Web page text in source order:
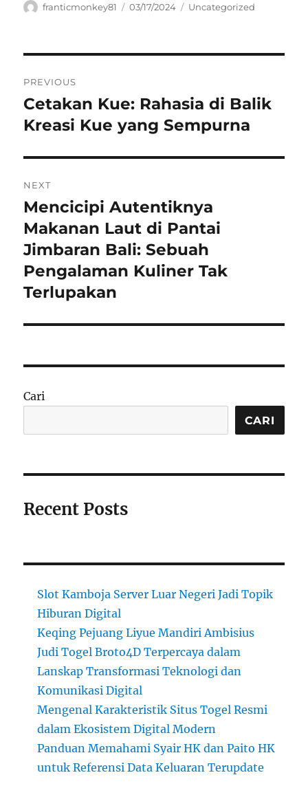
Author
franticmonkey81
Posted
03/17/2024 Categories
Uncategorized
pos
PREVIOUS
Previous
post:
Cetakan Kue: Rahasia di Balik
Kreasi Kue yang Sempurna
NEXT
Next
post:
Mencicipi Autentiknya
Makanan Laut di Pantai
Jimbaran Bali: Sebuah
Pengalaman Kuliner Tak
Terlupakan
Cari
CARI
Recent Posts
Slot Kamboja Server Luar Negeri Jadi Topik
Hiburan Digital
Keqing Pejuang Liyue Mandiri Ambisius
Judi Togel Broto4D Terpercaya dalam
Lanskap Transformasi Teknologi dan
Komunikasi Digital
Mengenal Karakteristik Situs Togel Resmi
dalam Ekosistem Digital Modern
Panduan Memahami Syair HK dan Paito HK
untuk Referensi Data Keluaran Terupdate